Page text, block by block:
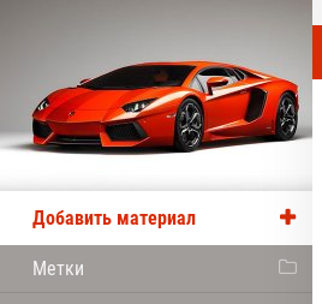
Добавить материал
Метки